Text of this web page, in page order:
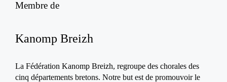
Membre de
Kanomp Breizh
La Fédération Kanomp Breizh, regroupe des chorales des
cinq départements bretons. Notre but est de promouvoir le